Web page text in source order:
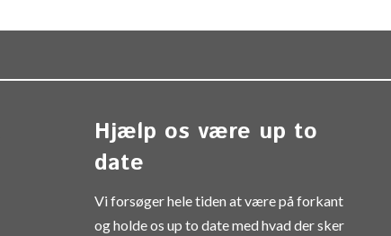
Hjælp os være up to
date
Vi forsøger hele tiden at være på forkant
og holde os up to date med hvad der sker